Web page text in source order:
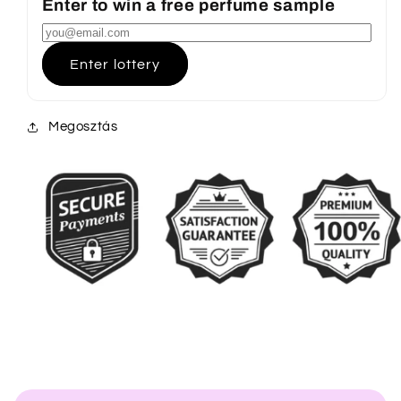
Enter to win a free perfume sample
Enter lottery
Megosztás